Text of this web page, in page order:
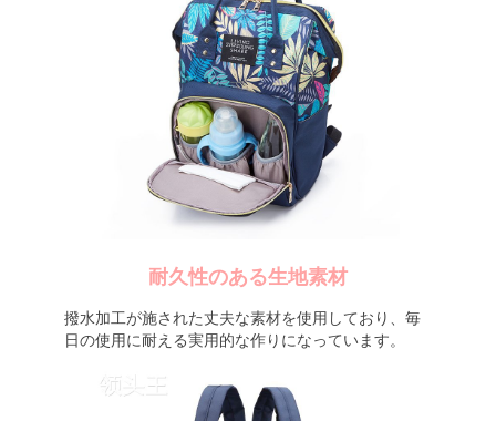
耐久性のある生地素材
撥水加工が施された丈夫な素材を使用しており、毎
日の使用に耐える実用的な作りになっています。